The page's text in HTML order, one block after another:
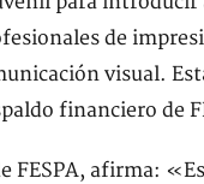
de
visual.
financiero de
FESPA, afirma: